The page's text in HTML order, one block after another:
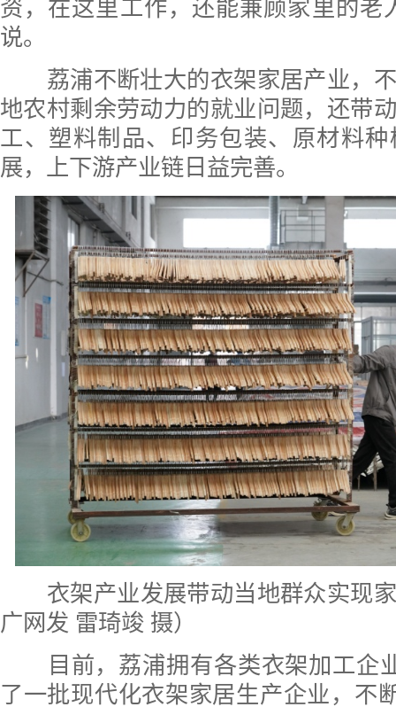
资，在这里工作，还能兼顾家里的老
说。
荔浦不断壮大的衣架家居产业，不
地农村剩余劳动力的就业问题，还带
工、塑料制品、印务包装、原材料
展，上下游产业链日益完善。
衣架产业发展带动当地群众实现
广网发 雷琦竣 摄）
目前，荔浦拥有各类衣架加工企
了一批现代化衣架家居生产企业，不